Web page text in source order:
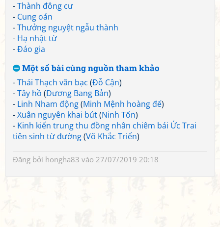
-Thành đông cư
- Cung oán
-Thưởng nguyệt ngẫu thành
- Hạ nhật từ
-Đáo gia
Một số bài cùng nguồn tham khảo
-Thái Thạch vãn bạc (Đỗ Cận)
-Tây hồ (Dương Bang Bản)
- Linh Nham động(Minh Mệnh hoàng đế)
-Xuân nguyên khai bút(Ninh Tốn)
- Kinh kiến trung thu đồng nhân chiêm bái Ức Trai
tiên sinh từ đường(Võ Khắc Triển)
Đăng bởi hongha83 vào 27/07/2019 20:18